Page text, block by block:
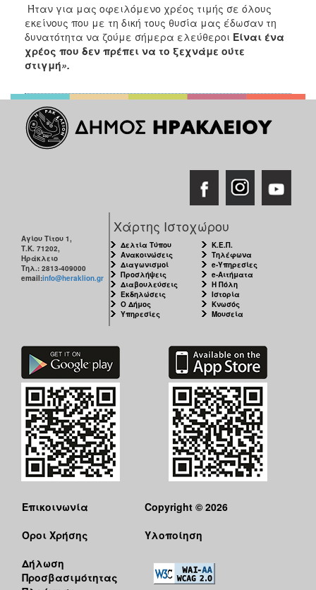
Ήταν για μας οφειλόμενο χρέος τιμής σε όλους
εκείνους που με τη δική τους θυσία μας έδωσαν τη
δυνατότητα να ζούμε σήμερα ελεύθεροι Είναι ένα
χρέος που δεν πρέπει να το ξεχνάμε ούτε
στιγμή».
Αγίου Τίτου 1,
Τ.Κ. 71202,
Ηράκλειο
Τηλ.: 2813-409000
email:info@heraklion.gr
Χάρτης Ιστοχώρου
Δελτία Τύπου
Ανακοινώσεις
Διαγωνισμοί
Προσλήψεις
Διαβουλεύσεις
Εκδηλώσεις
Ο Δήμος
Υπηρεσίες
Κ.Ε.Π.
Τηλέφωνα
e-Υπηρεσίες
e-Αιτήματα
Η Πόλη
Ιστορία
Κνωσός
Μουσεία
Επικοινωνία
Όροι Χρήσης
Δήλωση
Προσβασιμότητας
Copyright © 2026
Υλοποίηση